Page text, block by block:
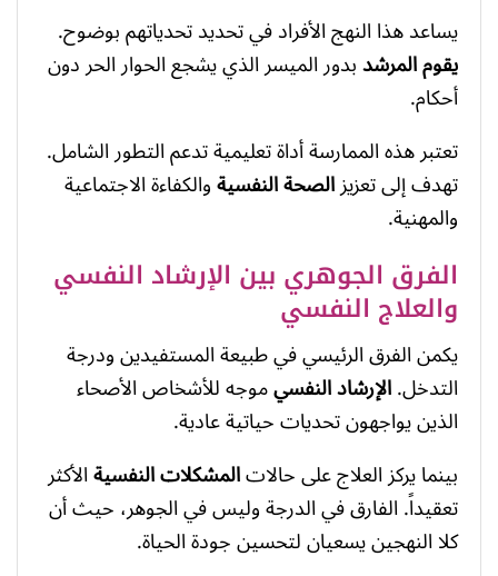
يساعد هذا النهج الأفراد في تحديد تحدياتهم بوضوح.
يقوم المرشدبدور الميسر الذي يشجع الحوار الحر دون
أحكام.
تعتبر هذه الممارسة أداة تعليمية تدعم التطور الشامل.
تهدف إلى تعزيزالصحة النفسيةوالكفاءة الاجتماعية
والمهنية.
الفرق الجوهري بين الإرشاد النفسي
والعلاج النفسي
يكمن الفرق الرئيسي في طبيعة المستفيدين ودرجة
التدخل.الإرشاد النفسيموجه للأشخاص الأصحاء
الذين يواجهون تحديات حياتية عادية.
بينما يركز العلاج على حالاتالمشكلات النفسيةالأكثر
تعقيداً. الفارق في الدرجة وليس في الجوهر، حيث أن
كلا النهجين يسعيان لتحسين جودة الحياة.